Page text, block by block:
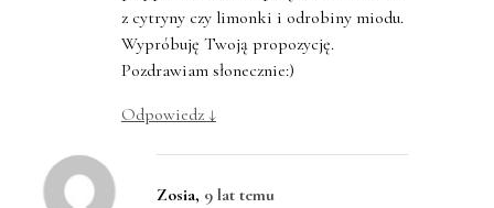
z cytryny czy limonki i odrobiny miodu.
Wypróbuję Twoją propozycję.
Pozdrawiam słonecznie:)
Odpowiedz ↓
Zosia, 9 lat temu